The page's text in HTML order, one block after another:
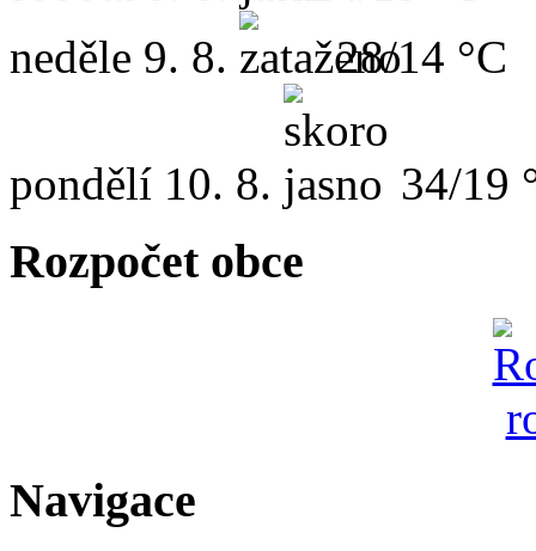
neděle 9. 8. 28/14 °C
pondělí 10. 8. 34/19
Rozpočet obce
Navigace